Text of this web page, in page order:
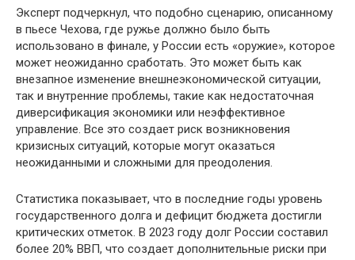
Эксперт подчеркнул, что подобно сценарию, описанному
в пьесе Чехова, где ружье должно было быть
использовано в финале, у России есть «оружие», которое
может неожиданно сработать. Это может быть как
внезапное изменение внешнеэкономической ситуации,
так и внутренние проблемы, такие как недостаточная
диверсификация экономики или неэффективное
управление. Все это создает риск возникновения
кризисных ситуаций, которые могут оказаться
неожиданными и сложными для преодоления.
Статистика показывает, что в последние годы уровень
государственного долга и дефицит бюджета достигли
критических отметок. В 2023 году долг России составил
более 20% ВВП, что создает дополнительные риски при